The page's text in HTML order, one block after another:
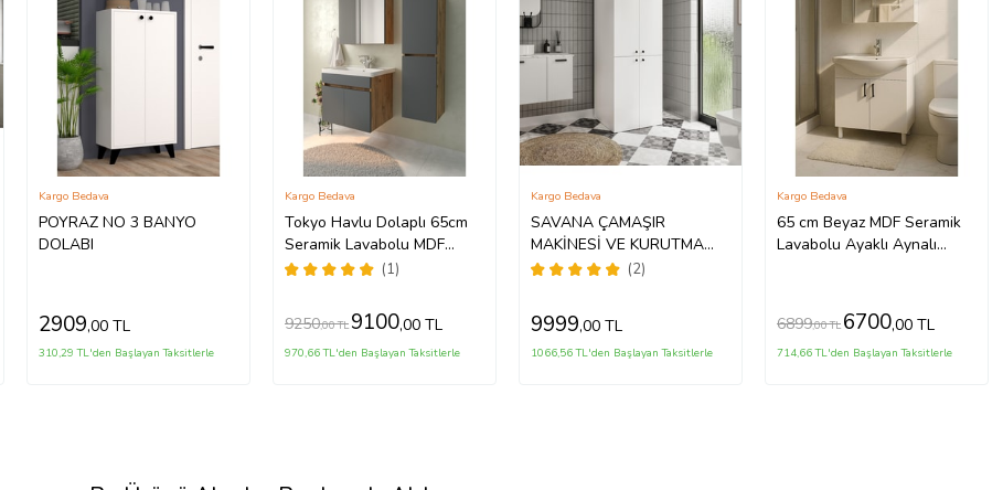
POYRAZ NO 3 BANYO
DOLABI
Kargo Bedava
2909,00 TL
310,29 TL'den Başlayan Taksitlerle
Tokyo Havlu Dolaplı 65cm
Seramik Lavabolu MDF
Aynalı Banyo Dolabı-
(Atlantik Çam-Antrasit)
(1)
Kargo Bedava
9250,00 TL 9100,00 TL
970,66 TL'den Başlayan Taksitlerle
SAVANA ÇAMAŞIR
MAKİNESİ VE KURUTMA
MAKİNESİ DOLABI
(2)
Kargo Bedava
9999,00 TL
1066,56 TL'den Başlayan Taksitlerle
65 cm Beyaz MDF Seramik
Lavabolu Ayaklı Aynalı
Kargo Bedava
6899,00 TL 6700,00 TL
714,66 TL'den Başlayan Taksitlerle